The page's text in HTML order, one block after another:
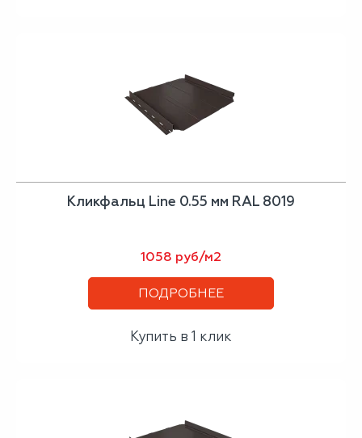
Кликфальц Line 0.55 мм RAL 8019
1058 руб/м2
ПОДРОБНЕЕ
Купить в 1 клик